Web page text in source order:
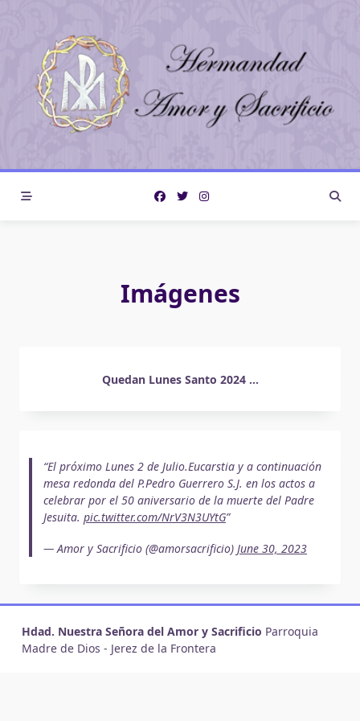
Imágenes
Quedan Lunes Santo 2024 ...
El próximo Lunes 2 de Julio.Eucarstia y a continuación
mesa redonda del P.Pedro Guerrero S.J. en los actos a
celebrar por el 50 aniversario de la muerte del Padre
Jesuita. pic.twitter.com/NrV3N3UYtG
— Amor y Sacrificio (@amorsacrificio) June 30, 2023
Hdad. Nuestra Señora del Amor y Sacrificio Parroquia
Madre de Dios - Jerez de la Frontera